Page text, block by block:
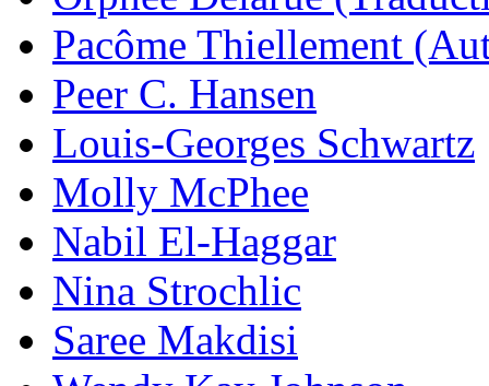
Pacôme Thiellement
Peer C. Hansen
Louis-Georges Schwartz
Molly McPhee
Nabil El-Haggar
Nina Strochlic
Saree Makdisi